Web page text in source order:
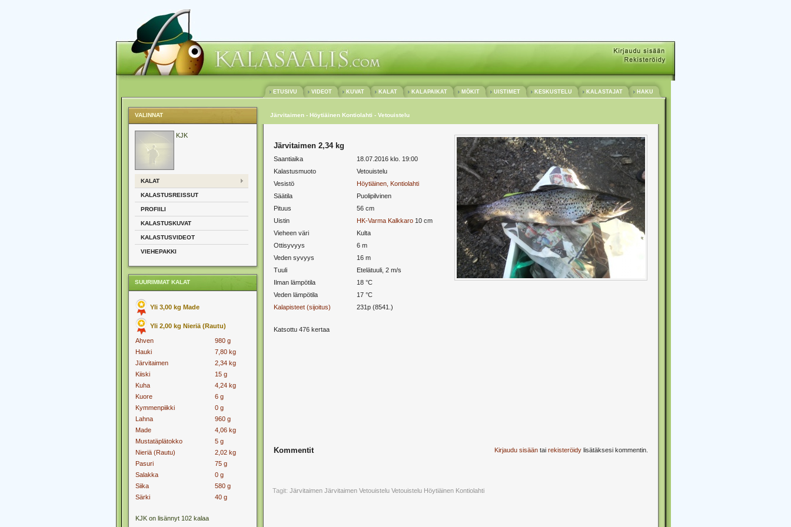
ETUSIVU VIDEOT KUVAT KALAT KALAPAIKAT MÖKIT UISTIMET KESKUSTELU KALASTAJAT HAKU
VALINNAT
KJK
KALAT
KALASTUSREISSUT
PROFIILI
KALASTUSKUVAT
KALASTUSVIDEOT
VIEHEPAKKI
SUURIMMAT KALAT
Yli 3,00 kg Made
Yli 2,00 kg Nieriä (Rautu)
Ahven
980 g
Hauki
7,80 kg
Järvitaimen
2,34 kg
Kiiski
15 g
Kuha
4,24 kg
Kuore
6 g
Kymmenpiikki
0 g
Lahna
960 g
Made
4,06 kg
Mustatäplätokko
5 g
Nieriä (Rautu)
2,02 kg
Pasuri
75 g
Salakka
0 g
Siika
580 g
Särki
40 g
KJK on lisännyt 102 kalaa
Järvitaimen - Höytiäinen Kontiolahti - Vetouistelu
Järvitaimen 2,34 kg
Saantiaika
18.07.2016 klo. 19:00
Kalastusmuoto
Vetouistelu
Vesistö
Höytiäinen, Kontiolahti
Säätila
Puolipilvinen
Pituus
56 cm
Uistin
HK-Varma Kalkkaro 10 cm
Vieheen väri
Kulta
Ottisyvyys
6 m
Veden syvyys
16 m
Tuuli
Etelätuuli, 2 m/s
Ilman lämpötila
18 °C
Veden lämpötila
17 °C
Kalapisteet (sijoitus)
231p (8541.)
Katsottu 476 kertaa
Kommentit Kirjaudu sisään tai rekisteröidy lisätäksesi kommentin.
Tagit: Järvitaimen Järvitaimen Vetouistelu Vetouistelu Höytiäinen Kontiolahti